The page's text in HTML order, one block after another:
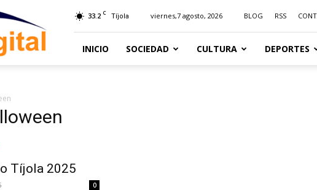
33.2 C Tíjola viernes,7 agosto, 2026 BLOG RSS
INICIO SOCIEDAD CULTURA DEPORTES
Tíjola 2025
0